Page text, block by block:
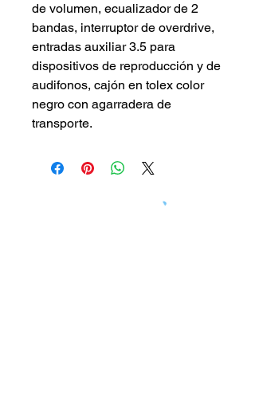
de volumen, ecualizador de 2
bandas, interruptor de overdrive,
entradas auxiliar 3.5 para
dispositivos de reproducción y de
audifonos, cajón en tolex color
negro con agarradera de
transporte.